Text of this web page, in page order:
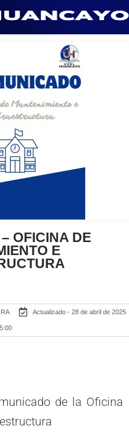
OFICINA DE
E
Actualizado - 28 de abril de 2025
de la Oficina